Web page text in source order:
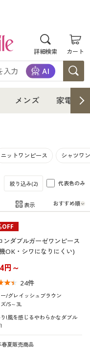
詳細検索 カート
メンズ 家電・
ニットワンピース シャツワ
絞り込み(2) 代表色のみ
示
表示
OFF
ンダブルガーゼワンピース
OK・シワになりにくい)
円～
24件
/グレイッシュブラウン
/S～3L
!風を感じるやわらかなダブル
春夏販売商品